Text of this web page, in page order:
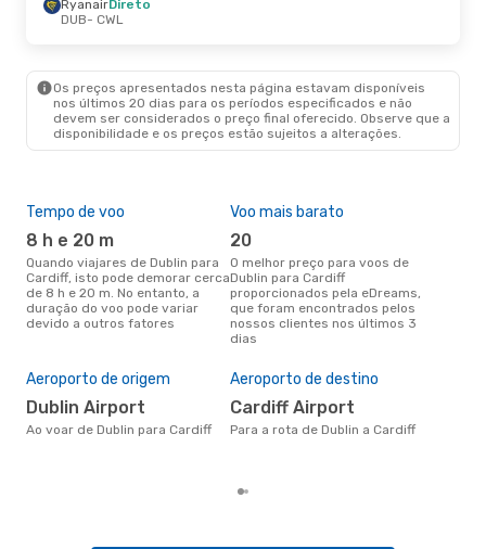
Qui., 10 De Set.
RyanairDireto
DUB- CWL
Os preços apresentados nesta página estavam disponíveis
nos últimos 20 dias para os períodos especificados e não
devem ser considerados o preço final oferecido. Observe que a
disponibilidade e os preços estão sujeitos a alterações.
Tempo de voo
8 h e 20 m
Quando viajares de Dublin para
Cardiff, isto pode demorar cerca
de 8 h e 20 m. No entanto, a
duração do voo pode variar
devido a outros fatores
Voo mais barato
20
O melhor preço para voos de
Dublin para Cardiff
proporcionados pela eDreams,
que foram encontrados pelos
nossos clientes nos últimos 3
dias
Aeroporto de origem
Dublin Airport
Ao voar de Dublin para Cardiff
Aeroporto de destino
Cardiff Airport
Para a rota de Dublin a Cardiff